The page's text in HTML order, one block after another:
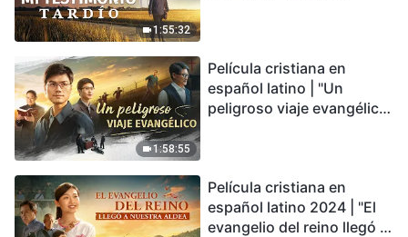
1:55:32
conmovedor
1:58:55
Película cristiana en
español latino | "Un
peligroso viaje evangélico"
Película cristiana en
español latino 2024 | "El
evangelio del reino llegó a